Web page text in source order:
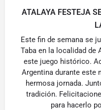
ATALAYA FESTEJA
Este fin de semana se
Taba en la localidad de
este juego histórico.
Argentina durante este
hermosa jornada.
tradición.
para hacerlo